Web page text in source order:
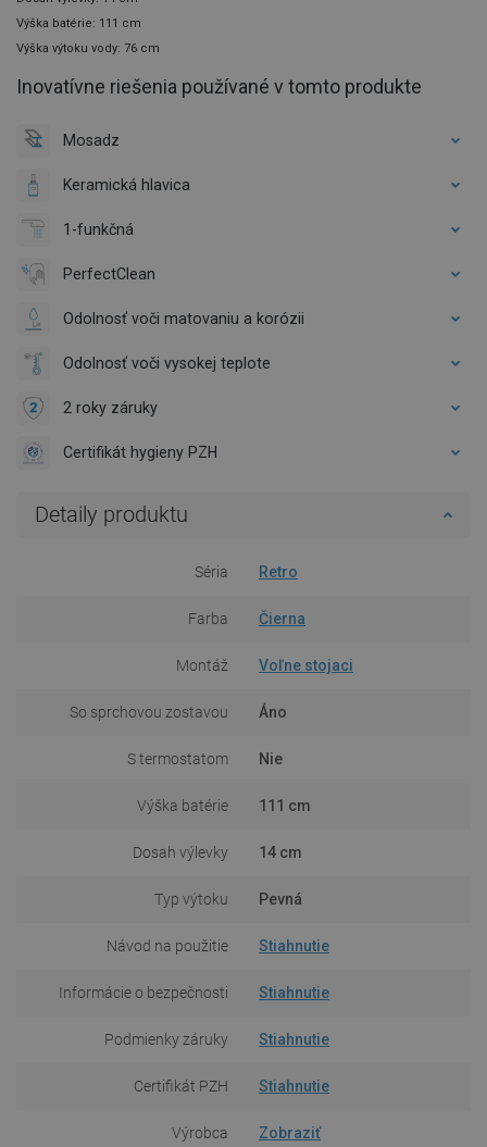
Výška batérie: 111 cm
Výška výtoku vody: 76 cm
Inovatívne riešenia používané v tomto produkte
Mosadz
Keramická hlavica
1-funkčná
PerfectClean
Odolnosť voči matovaniu a korózii
Odolnosť voči vysokej teplote
2 roky záruky
Certifikát hygieny PZH
Detaily produktu
Séria Retro
Farba Čierna
Montáž Voľne stojaci
So sprchovou zostavou Áno
S termostatom Nie
Výška batérie 111 cm
Dosah výlevky 14 cm
Typ výtoku Pevná
Návod na použitie Stiahnutie
Informácie o bezpečnosti Stiahnutie
Podmienky záruky Stiahnutie
Certifikát PZH Stiahnutie
Výrobca Zobraziť